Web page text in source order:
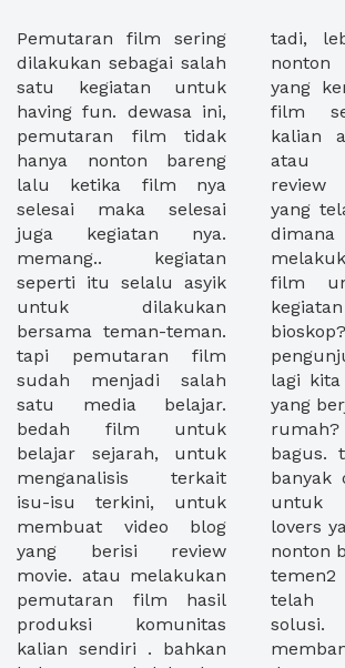
Pemutaran film sering
dilakukan sebagai salah
satu kegiatan untuk
having fun. dewasa ini,
pemutaran film tidak
hanya nonton bareng
lalu ketika film nya
selesai maka selesai
juga kegiatan nya.
memang.. kegiatan
seperti itu selalu asyik
untuk dilakukan
bersama teman-teman.
tapi pemutaran film
sudah menjadi salah
satu media belajar.
bedah film untuk
belajar sejarah, untuk
menganalisis terkait
isu-isu terkini, untuk
membuat video blog
yang berisi review
movie. atau melakukan
pemutaran film hasil
produksi komunitas
kalian sendiri . bahkan
tadi, lebih efektif jika
nonton bareng kaan?
yang kemudian setelah
film selesai diputar,
kalian akan berdiskusi
atau memberikan
review terhadap film
yang telah diputar. lalu
dimana kalian biasa
melakukan pemutaran
film untuk kegiatan-
kegiatan tersebut? di
bioskop? terlalu banyak
pengunjung lain, belum
lagi kita mendapat seat
yang berjauhan. fatau di
rumah? ok... pilihan
bagus. tapi tentu akan
banyak distruction. nah
untuk kalian movie
lovers yang suka banget
nonton berjamaah sama
temen2 nih. XWORK
telah memberikan
solusi. kami telah
membangun kerjasama